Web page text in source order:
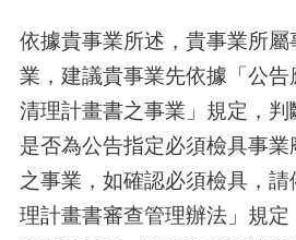
依據貴事業所述，貴事業所
業，建議貴事業先依據「公
清理計畫書之事業」規定，
是否為公告指定必須檢具事
之事業，如確認必須檢具，
理計畫書審查管理辦法」規